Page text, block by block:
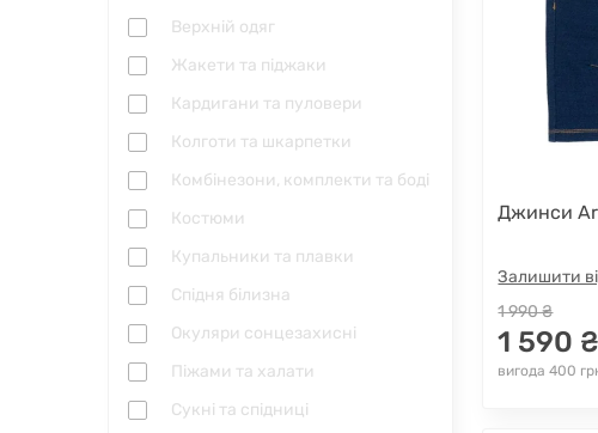
Верхній одяг
Жакети та піджаки
Кардигани та пуловери
Колготи та шкарпетки
Комбінезони, комплекти та боді
Костюми
Купальники та плавки
Спідня білизна
Окуляри сонцезахисні
Піжами та халати
Сукні та спідниці
Джинси
Залишити
1 990 ₴
1 590 ₴
вигода 400